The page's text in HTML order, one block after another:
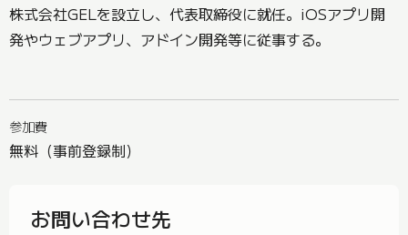
株式会社GELを設立し、代表取締役に就任。iOSアプリ開
発やウェブアプリ、アドイン開発等に従事する。
参加費
無料（事前登録制）
お問い合わせ先